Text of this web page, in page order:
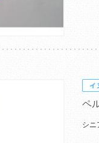
ペ
シニ